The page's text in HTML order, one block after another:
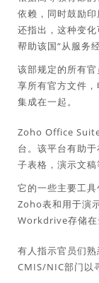
依赖，同时鼓励
还指出，这种变
帮助该国“从服务
该部规定的所有
享所有官方文件
集成在一起。
Zoho Office
台。该平台有助
子表格，演示文稿
它的一些主要工
Zoho表和用于演
Workdrive存储在
有人指示官员们
CMIS/NIC部门以